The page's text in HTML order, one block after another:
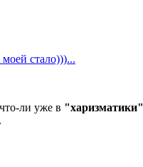
стало)))...
ли уже в "харизматики"